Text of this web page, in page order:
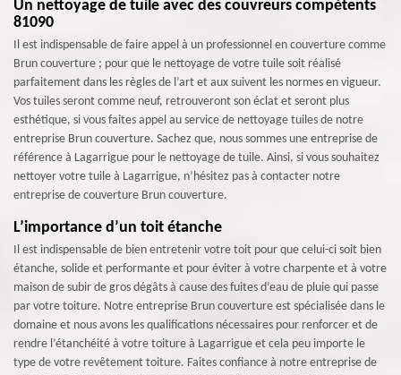
Un nettoyage de tuile avec des couvreurs compétents
81090
Il est indispensable de faire appel à un professionnel en couverture comme
Brun couverture ; pour que le nettoyage de votre tuile soit réalisé
parfaitement dans les règles de l’art et aux suivent les normes en vigueur.
Vos tuiles seront comme neuf, retrouveront son éclat et seront plus
esthétique, si vous faites appel au service de nettoyage tuiles de notre
entreprise Brun couverture. Sachez que, nous sommes une entreprise de
référence à Lagarrigue pour le nettoyage de tuile. Ainsi, si vous souhaitez
nettoyer votre tuile à Lagarrigue, n’hésitez pas à contacter notre
entreprise de couverture Brun couverture.
L’importance d’un toit étanche
Il est indispensable de bien entretenir votre toit pour que celui-ci soit bien
étanche, solide et performante et pour éviter à votre charpente et à votre
maison de subir de gros dégâts à cause des fuites d’eau de pluie qui passe
par votre toiture. Notre entreprise Brun couverture est spécialisée dans le
domaine et nous avons les qualifications nécessaires pour renforcer et de
rendre l’étanchéité à votre toiture à Lagarrigue et cela peu importe le
type de votre revêtement toiture. Faites confiance à notre entreprise de